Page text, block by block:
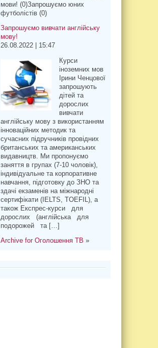
мови! (0)Запрошуємо юних
футболістів (0)
Запрошуємо вивчати англійську
мову!
26.08.2022 | 15:47
Курси
іноземних мов
Ірини Ченцової
запрошують
дітей та
дорослих
вивчати
англійську мову з використанням
інноваційних методик та
сучасних підручників провідних
британських та американських
видавництв. Ми пропонуємо
заняття в групах (7-10 чоловік),
індивідуальне та корпоративне
навчання, підготовку до ЗНО та
здачі екзаменів на міжнародні
сертифікати (IELTS, TOEFIL), а
також Експрес-курси для
дорослих (англійська для
подорожей та […]
Archive for Оголошення ТВ »